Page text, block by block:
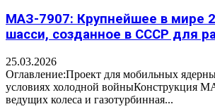
МАЗ-7907: Крупнейшее в мире
шасси, созданное в СССР для
25.03.2026
Оглавление:Проект для мобильных
условиях холодной войныКонструкция
ведущих колеса и газотурбинная...